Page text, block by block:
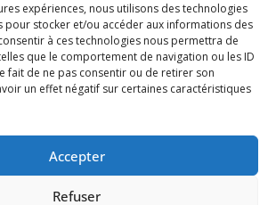
expériences, nous utilisons des technologies
pour stocker et/ou accéder aux informations des
à ces technologies nous permettra de
que le comportement de navigation ou les ID
fait de ne pas consentir ou de retirer son
un effet négatif sur certaines caractéristiques
Accepter
Refuser
utilisons Sendinblue en tant que plateforme
En soumettant ce formulaire, vous
que les informations que vous allez fournir
transmises à Sendinblue en sa qualité de